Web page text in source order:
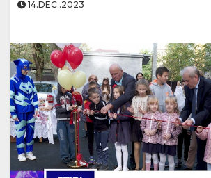
14.DEC..2023